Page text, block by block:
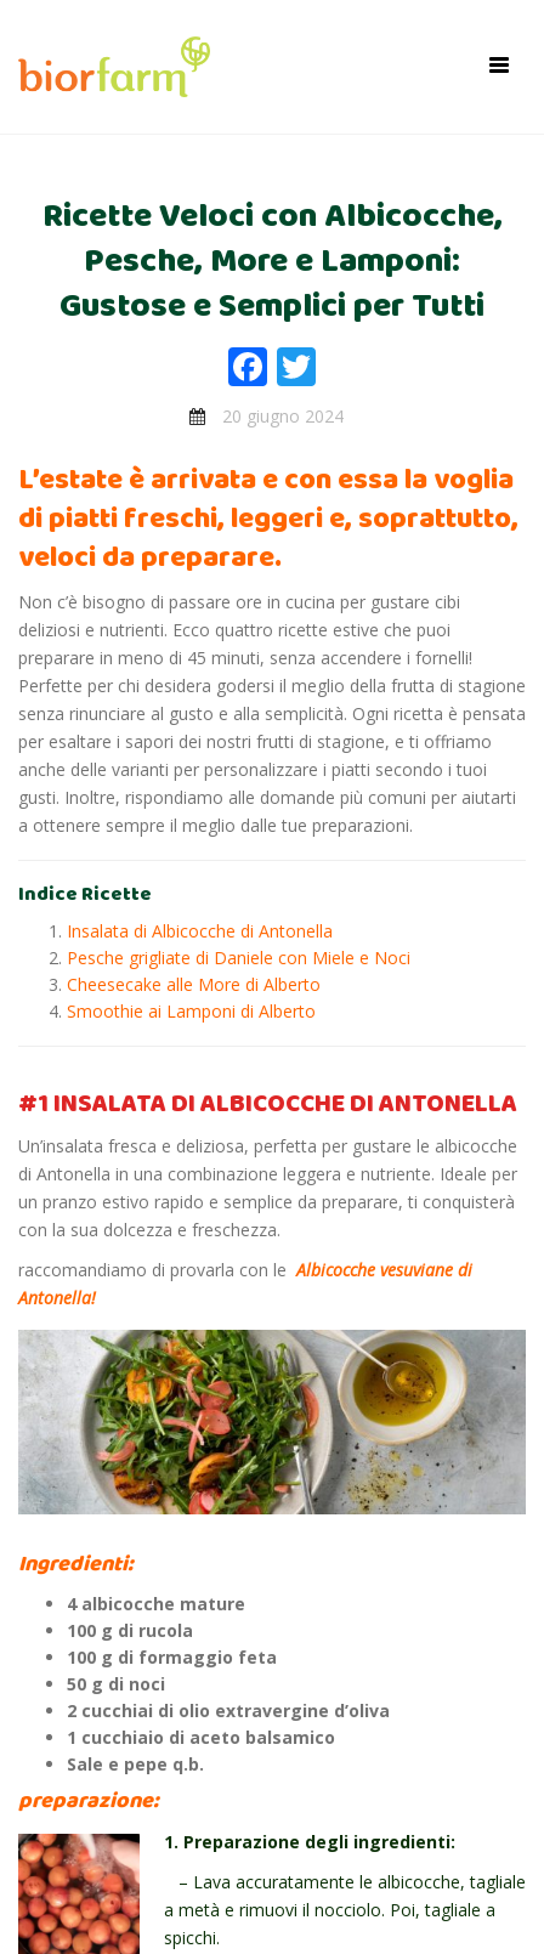
Ricette Veloci con Albicocche,
Pesche, More e Lamponi:
Gustose e Semplici per Tutti
Facebook
20 giugno 2024
L’estate è arrivata e con essa la voglia
di piatti freschi, leggeri e, soprattutto,
veloci da preparare.
Non c’è bisogno di passare ore in cucina per gustare cibi
deliziosi e nutrienti. Ecco quattro ricette estive che puoi
preparare in meno di 45 minuti, senza accendere i fornelli!
Perfette per chi desidera godersi il meglio della frutta di stagione
senza rinunciare al gusto e alla semplicità. Ogni ricetta è pensata
per esaltare i sapori dei nostri frutti di stagione, e ti offriamo
anche delle varianti per personalizzare i piatti secondo i tuoi
gusti. Inoltre, rispondiamo alle domande più comuni per aiutarti
a ottenere sempre il meglio dalle tue preparazioni.
Indice Ricette
Insalata di Albicocche di Antonella
Pesche grigliate di Daniele con Miele e Noci
Cheesecake alle More di Alberto
Smoothie ai Lamponi di Alberto
#1 INSALATA DI ALBICOCCHE DI ANTONELLA
Un’insalata fresca e deliziosa, perfetta per gustare le albicocche
di Antonella in una combinazione leggera e nutriente. Ideale per
un pranzo estivo rapido e semplice da preparare, ti conquisterà
con la sua dolcezza e freschezza.
raccomandiamo di provarla con le Albicocche vesuviane di
Antonella!
Ingredienti:
4 albicocche mature
100 g di rucola
100 g di formaggio feta
50 g di noci
2 cucchiai di olio extravergine d’oliva
1 cucchiaio di aceto balsamico
Sale e pepe q.b.
preparazione:
1. Preparazione degli ingredienti:
– Lava accuratamente le albicocche, tagliale
a metà e rimuovi il nocciolo. Poi, tagliale a
spicchi.